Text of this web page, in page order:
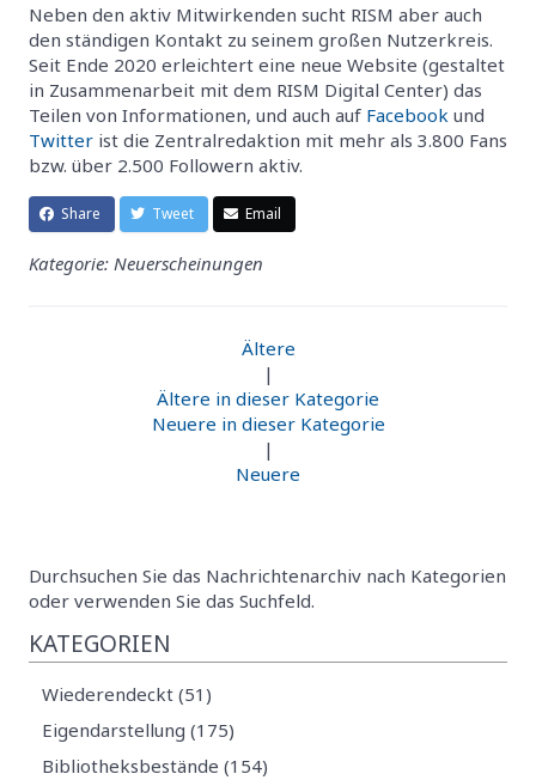
Neben den aktiv Mitwirkenden sucht RISM aber auch
den ständigen Kontakt zu seinem großen Nutzerkreis.
Seit Ende 2020 erleichtert eine neue Website (gestaltet
in Zusammenarbeit mit dem RISM Digital Center) das
Teilen von Informationen, und auch auf Facebook und
Twitter ist die Zentralredaktion mit mehr als 3.800 Fans
bzw. über 2.500 Followern aktiv.
Share Tweet Email
Kategorie: Neuerscheinungen
Ältere
|
Ältere in dieser Kategorie
Neuere in dieser Kategorie
|
Neuere
Durchsuchen Sie das Nachrichtenarchiv nach Kategorien
oder verwenden Sie das Suchfeld.
KATEGORIEN
Wiederendeckt (51)
Eigendarstellung (175)
Bibliotheksbestände (154)